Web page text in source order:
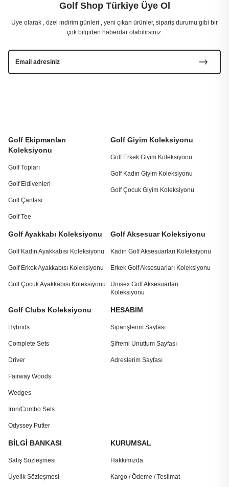
Golf Ekipmanları
Koleksiyonu
Golf Topları
Golf Eldivenleri
Golf Çantası
Golf Tee
Golf Giyim Koleksiyonu
Golf Erkek Giyim Koleksiyonu
Golf Kadın Giyim Koleksiyonu
Golf Çocuk Giyim Koleksiyonu
Golf Ayakkabı Koleksiyonu
Golf Kadın Ayakkabısı Koleksiyonu
Golf Erkek Ayakkabısı Koleksiyonu
Golf Çocuk Ayakkabısı Koleksiyonu
Golf Aksesuar Koleksiyonu
Kadın Golf Aksesuarları Koleksiyonu
Erkek Golf Aksesuarları Koleksiyonu
Unisex Golf Aksesuarları
Koleksiyonu
Golf Clubs Koleksiyonu
Hybrids
Complete Sets
Driver
Fairway Woods
Wedges
Iron/Combo Sets
Odyssey Putter
HESABIM
Siparişlerim Sayfası
Şifremi Unuttum Sayfası
Adreslerim Sayfası
BİLGİ BANKASI
Satış Sözleşmesi
Üyelik Sözleşmesi
KURUMSAL
Hakkımızda
Kargo / Ödeme / Teslimat
Golf Shop Türkiye Üye Ol
Üye olarak , özel indirim günleri , yeni çıkan ürünler, sipariş durumu gibi bir
çok bilgiden haberdar olabilirsiniz.